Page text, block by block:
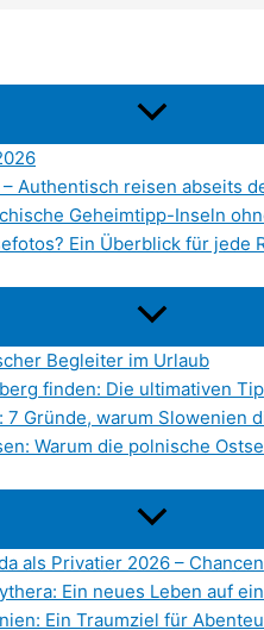
Authentisch reisen abseits
Geheimtipp-Inseln
Ein Überblick für jede
Begleiter im Urlaub
finden: Die ultimativen
7 Gründe, warum Slowenien
Warum die polnische
als Privatier 2026 –
Ein neues Leben auf
Ein Traumziel für